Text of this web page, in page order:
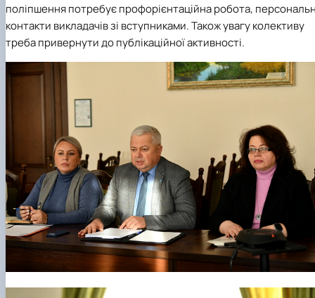
поліпшення потребує профорієнтаційна робота,
контакти викладачів зі вступниками. Також увагу колективу
треба привернути до публікаційної активності.